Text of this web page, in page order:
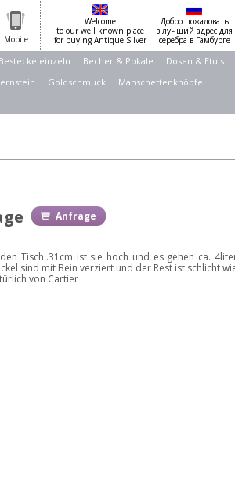
Mobile
Welcome
to our well known place
for buying Antique Silver
Добро пожаловать
в лучший адрес для
серебра в Гамбурге
Bestecke einzeln Becher & Pokale
Dosen & Etuis
Goldschmuck
Manschettenknöpfe
Anfrage
Tisch..31cm ist sie hoch und es gehen ca.
sind mit Bein verziert und der Rest ist schlicht
von Cartier